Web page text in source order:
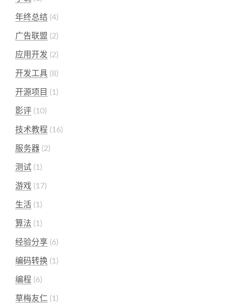
年终总结 4
广告联盟 2
应用开发 2
开发工具 8
开源项目 1
影评 10
技术教程 16
服务器 2
测试 1
游戏 17
生活 1
算法 1
经验分享 6
编码转换 1
编程 6
草梅友仁 1